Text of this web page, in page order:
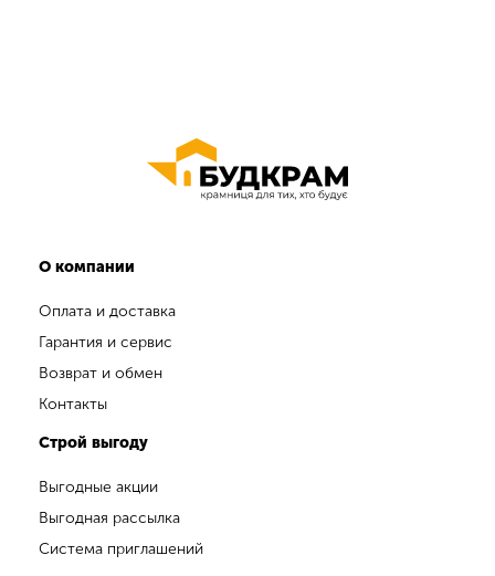
О компании
Оплата и доставка
Гарантия и сервис
Возврат и обмен
Контакты
Строй выгоду
Выгодные акции
Выгодная рассылка
Система приглашений